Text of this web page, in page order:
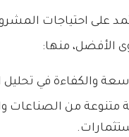
على احتياجات
الأفضل، منها:
والكفاءة في تحليل
متنوعة من الصناعات